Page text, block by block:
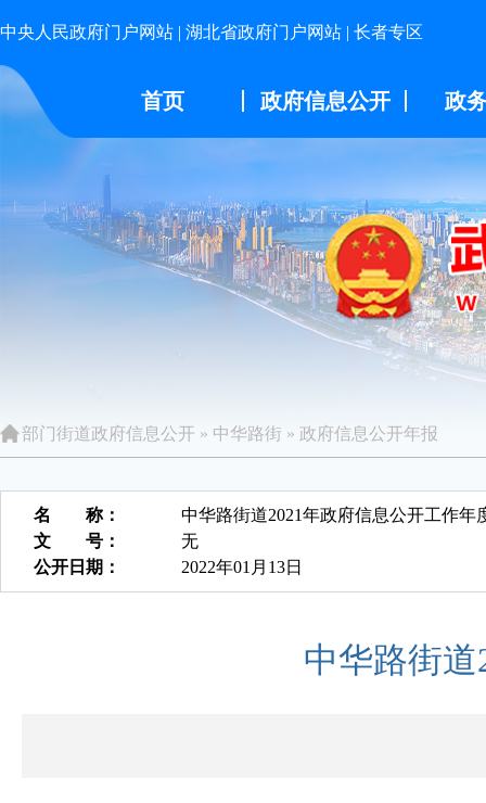
中央人民政府门户网站 | 湖北省政府门户网站 | 长者专区
首页 政府信息公开 政
部门街道政府信息公开 » 中华路街 » 政府信息公开年报
名 称：
中华路街道2021年政府信息公开工作年
文 号：
无
公开日期：
2022年01月13日
中华路街